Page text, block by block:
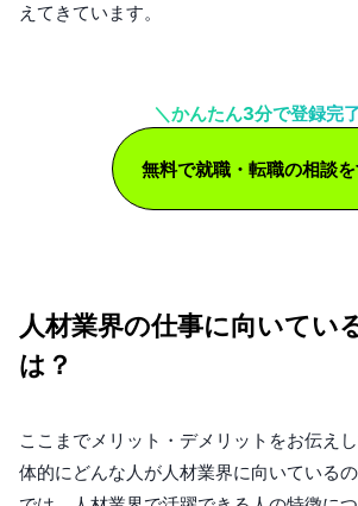
えてきています。
＼かんたん3分で登録完
無料で就職・転職の相談
人材業界の仕事に向いてい
は？
ここまでメリット・デメリットをお伝え
体的にどんな人が人材業界に向いている